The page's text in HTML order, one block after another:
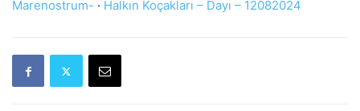
Marenostrum- · Halkın Koçakları – Dayı – 12082024